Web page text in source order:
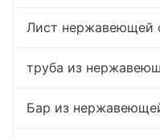
Лист нержавеющей
труба из
Бар из